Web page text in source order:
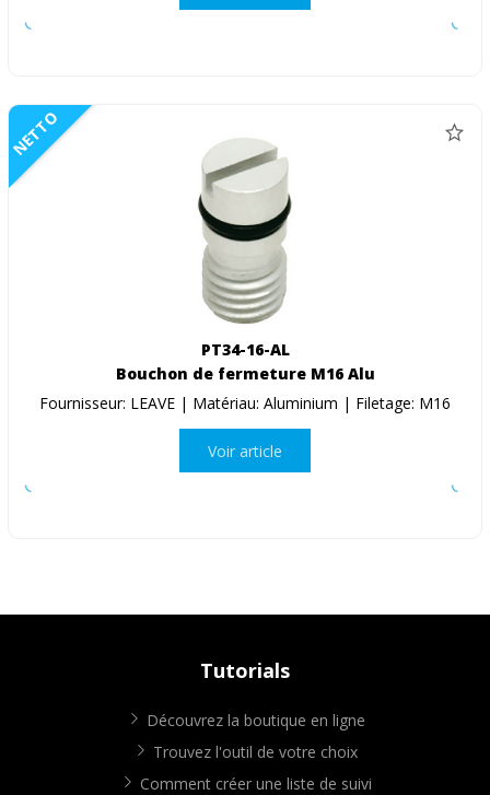
NETTO
PT34-16-AL
Bouchon de fermeture M16 Alu
Fournisseur: LEAVE | Matériau: Aluminium | Filetage: M16
Voir article
Tutorials
Découvrez la boutique en ligne
Trouvez l'outil de votre choix
Comment créer une liste de suivi